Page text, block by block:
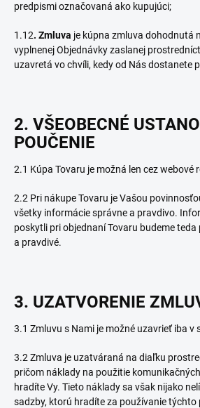
predpismi označovaná ako kupujúci;
1.12. Zmluva je kúpna zmluva dohodnutá
vyplnenej Objednávky zaslanej
uzavretá vo chvíli, kedy od Nás dostanete
2. VŠEOBECNÉ
POUČENIE
2.1 Kúpa Tovaru je možná len cez webové
2.2 Pri nákupe Tovaru je Vašou
všetky informácie správne a pravdivo.
poskytli pri objednaní Tovaru budeme
a pravdivé.
3. UZATVORENIE
3.1 Zmluvu s Nami je možné uzavrieť iba v
3.2 Zmluva je uzatváraná na diaľku
pričom náklady na použitie
hradíte Vy. Tieto náklady sa však nijako
sadzby, ktorú hradíte za používanie